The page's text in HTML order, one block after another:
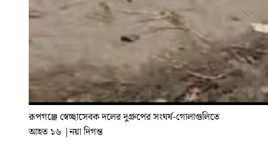
রূপগঞ্জে স্বেচ্ছাসেবক দলের দুগ্রুপের সংঘর্ষ-গোলাগুলিতে
আহত ১৬ |নয়া দিগন্ত